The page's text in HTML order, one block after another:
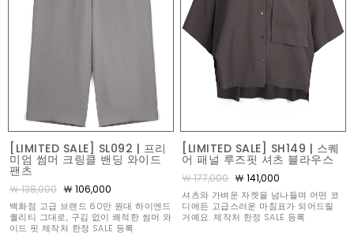
[LIMITED SALE] SL092 | 프리
미엄 썸머 크링클 밴딩 와이드
팬츠
￦ 138,000 ￦ 106,000
백화점 고급 브랜드 60만 원대 하이엔드
퀄리티 그대로, 구김 없이 쾌적한 썸머 와
이드 핏 제작처 한정 SALE 등록
[LIMITED SALE] SH149 | 스퀘
어 패널 루즈핏 셔츠 블라우스
￦ 177,000 ￦ 141,000
셔츠와 가벼운 자켓을 넘나들며 어떤 코
디에든 고급스러운 마침표가 되어드릴
거예요. 제작처 한정 SALE 등록